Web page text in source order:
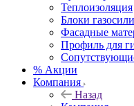
Теплоизоляция
Блоки
Фасадные
Профиль для
% Акции
Компания
Назад